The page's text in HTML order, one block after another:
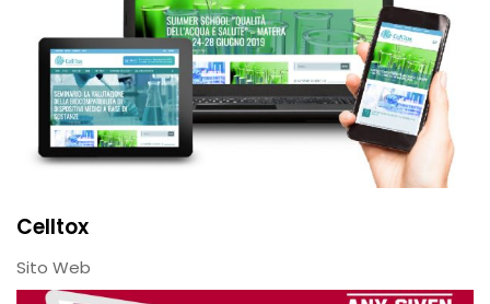
Celltox
Sito Web